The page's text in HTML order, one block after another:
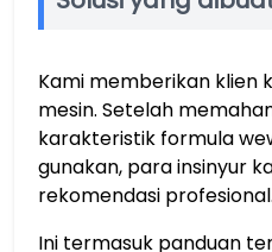
Kami memberikan klien
mesin. Setelah
karakteristik formula
gunakan, para insinyur
rekomendasi profesional.
Ini termasuk panduan